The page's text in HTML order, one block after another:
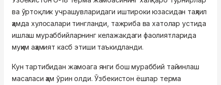
ва ўртоқлик учрашувларидаги иштироки юзасидан таҳлил
ҳамда хулосалари тингланди, тажриба ва хатолар устида
ишлаш мураббийларнинг келажакдаги фаолиятларида
муҳим аҳамият касб этиши таъкидланди.
Кун тартибидан жамоага янги бош мураббий тайинлаш
масаласи ҳам ўрин олди. Ўзбекистон ёшлар терма